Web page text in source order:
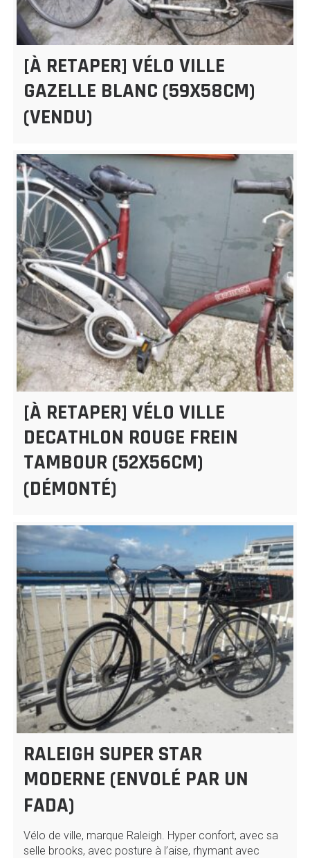
[À RETAPER] VÉLO VILLE
GAZELLE BLANC (59X58CM)
(VENDU)
[À RETAPER] VÉLO VILLE
DECATHLON ROUGE FREIN
TAMBOUR (52X56CM)
(DÉMONTÉ)
RALEIGH SUPER STAR
MODERNE (ENVOLÉ PAR UN
FADA)
Vélo de ville, marque Raleigh. Hyper confort, avec sa
selle brooks, avec posture à l’aise, rhymant avec